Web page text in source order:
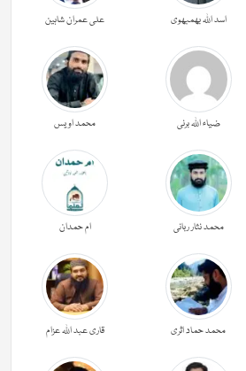
اسد اللہ بھمبھوی علی عمران شاہین
ضیاء اللہ برنی محمد اویس
محمد نثار ربانی ام حمدان
محمد حماد اثری قاری عبد اللہ عزام